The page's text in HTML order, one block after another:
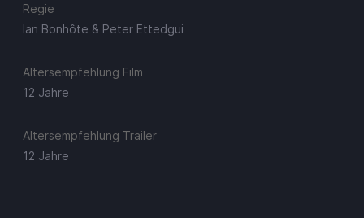
Regie
Ian Bonhôte & Peter Ettedgui
Altersempfehlung Film
12 Jahre
Altersempfehlung Trailer
12 Jahre